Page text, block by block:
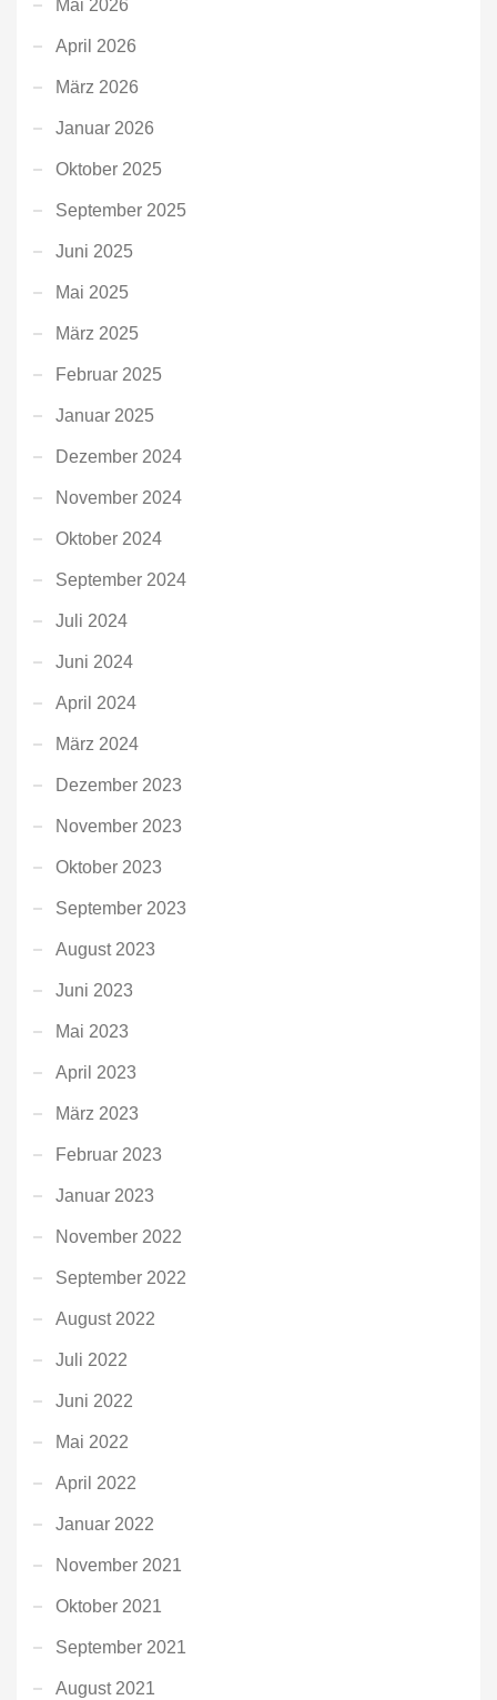
Mai 2026
April 2026
März 2026
Januar 2026
Oktober 2025
September 2025
Juni 2025
Mai 2025
März 2025
Februar 2025
Januar 2025
Dezember 2024
November 2024
Oktober 2024
September 2024
Juli 2024
Juni 2024
April 2024
März 2024
Dezember 2023
November 2023
Oktober 2023
September 2023
August 2023
Juni 2023
Mai 2023
April 2023
März 2023
Februar 2023
Januar 2023
November 2022
September 2022
August 2022
Juli 2022
Juni 2022
Mai 2022
April 2022
Januar 2022
November 2021
Oktober 2021
September 2021
August 2021